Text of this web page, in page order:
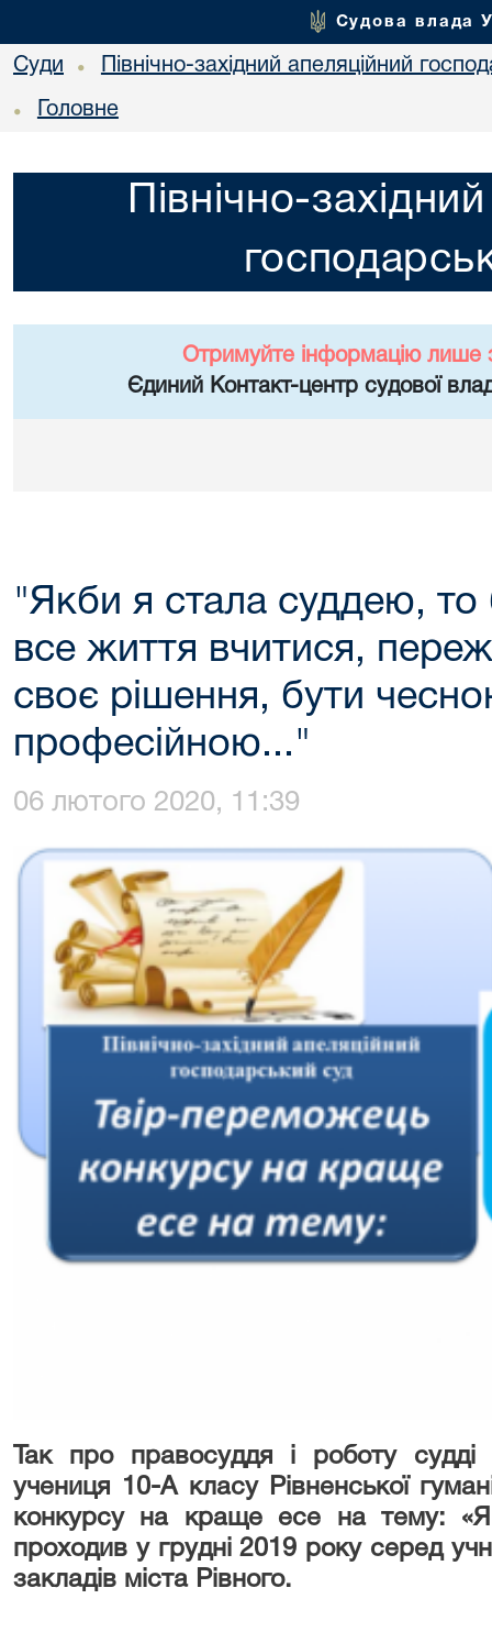
Судова влада
Суди • Північно-західний апеляційний
• Головне
Північно-
Отримуйте інформацію лише
Єдиний Контакт-центр судової
"Якби я стала суддею,
все життя вчитися,
своє рішення, бути
професійною..."
06 лютого 2020, 11:39
Так про правосуддя і роботу
учениця 10-А класу Рівненської
конкурсу на краще есе на тему:
проходив у грудні 2019 року серед
закладів міста Рівного.